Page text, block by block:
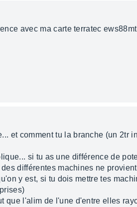
avec ma carte terratec
et comment tu la branche (un 2tr
si tu as une différence de
différentes machines ne
y est, si tu dois mettre tes
que l'alim de l'une d'entre elles